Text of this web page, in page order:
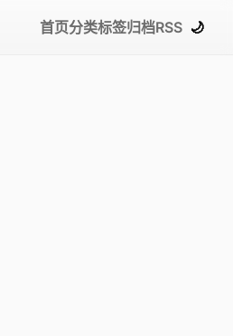
首页分类标签归档RSS 🌙